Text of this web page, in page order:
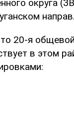
округа
20-я
в этом